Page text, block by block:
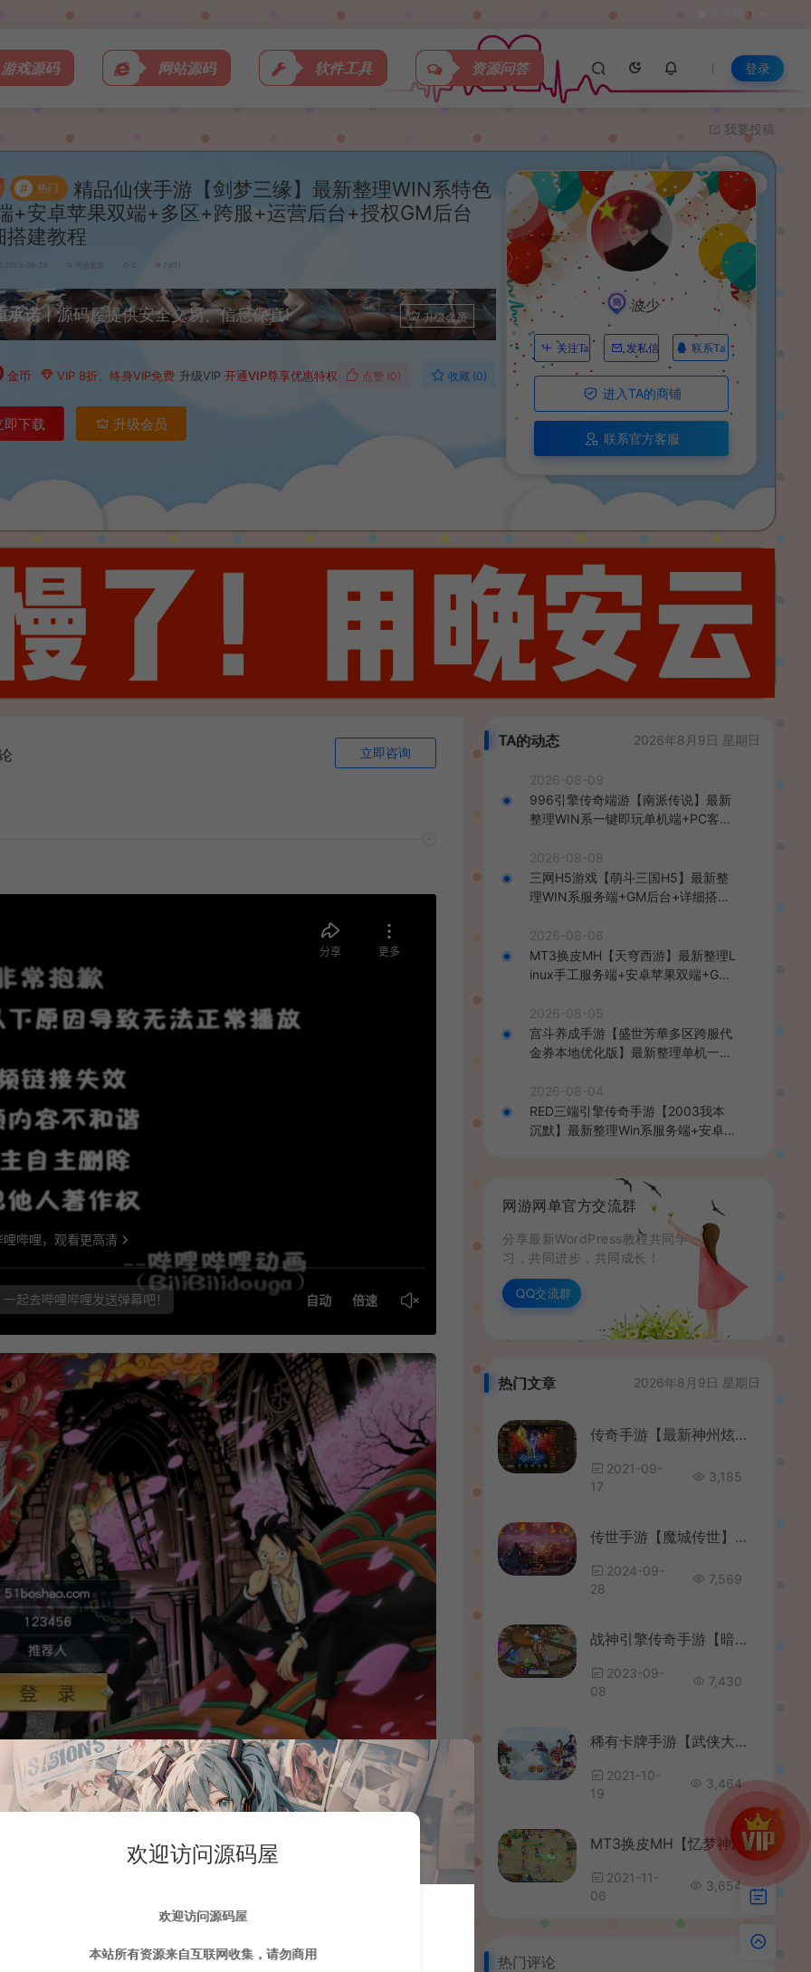
关于我们
游戏源码 网站源码 软件工具 资源问答 登录
我要投稿
# 热门
精品仙侠手游【剑梦三缘】最新整理WIN系特色
+安卓苹果双端+多区+跨服+运营后台+授权GM后台
搭建教程
2023-06-29 手游资源 0 7,801
承诺丨源码屋提供安全交易、信息保真! 升级会员
金币 VIP 8折、终身VIP免费 升级VIP 开通VIP尊享优惠特权 点赞 (0) 收藏 (0)
即下载 升级会员
波少
关注Ta 发私信 联系Ta
进入TA的商铺
联系官方客服
立即咨询
TA的动态 2026年8月9日 星期日
2026-08-09
996引擎传奇端游【南派传说】最新
整理WIN系一键即玩单机端+PC客户
2026-08-08
三网H5游戏【萌斗三国H5】最新整
理WIN系服务端+GM后台+详细搭建
2026-08-06
MT3换皮MH【天穹西游】最新整理L
inux手工服务端+安卓苹果双端+GM
教程
2026-08-05
宫斗养成手游【盛世芳華多区跨服代
金券本地优化版】最新整理单机一键
后台+安卓+详细搭建教程
2026-08-04
RED三端引擎传奇手游【2003我本
沉默】最新整理Win系服务端+安卓苹
网游网单官方交流群
分享最新WordPress教程共同学
习，共同进步，共同成长！
QQ交流群
热门文章 2026年8月9日 星期日
传奇手游【最新神州炫彩中变幽冥传奇】2021整理WIN一键即玩服务端+坐骑+法宝+全新UI+运营后台+GM后台+安卓苹果
2021-09-
17
3,185
传世手游【魔城传世】最新整理Linux手工服务端+安卓苹果双端+GM授权后台+详细搭建教程
2024-09-
28
7,569
战神引擎传奇手游【暗黑狂飙单职业七大陆免授权版】最新整理Win系特色服务端+安卓苹果双端+GM授权后台+详细搭建教程
2023-09-
08
7,430
稀有卡牌手游【武侠大宗师翅膀端】最新整理Win系服务端+安卓苹果双端+GM后台+详细搭建教程
2021-10-
19
3,464
MT3换皮MH【忆梦神武梦幻】最新整理Linux手工服务端+安卓+GM授权后台+管理后台+详细搭建教程
2021-11-
06
3,654
热门评论
欢迎访问源码屋
欢迎访问源码屋
本站所有资源来自互联网收集，请勿商用